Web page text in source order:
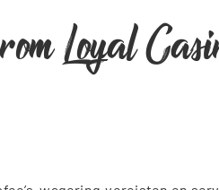
Loyal